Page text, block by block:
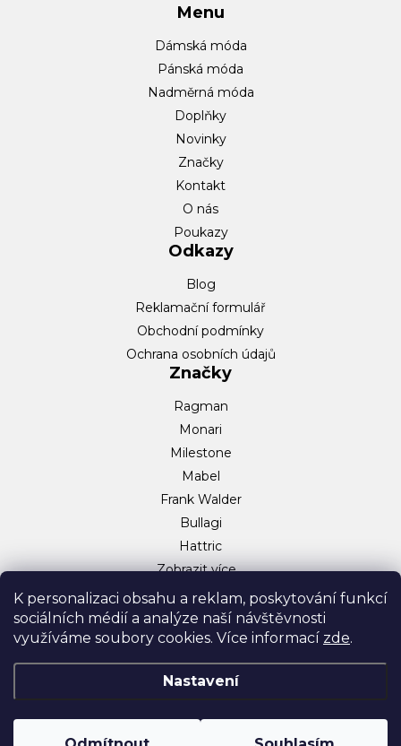
K personalizaci obsahu a reklam, poskytování funkcí
sociálních médií a analýze naší návštěvnosti
využíváme soubory cookies. Více informací zde.
Nastavení
Menu
Dámská móda
Pánská móda
Nadměrná móda
Doplňky
Novinky
Značky
Kontakt
O nás
Poukazy
Odkazy
Blog
Reklamační formulář
Obchodní podmínky
Ochrana osobních údajů
Značky
Ragman
Monari
Milestone
Mabel
Frank Walder
Bullagi
Hattric
Zobrazit více…
Sociální sítě
Facebook
Instagram
TikTok